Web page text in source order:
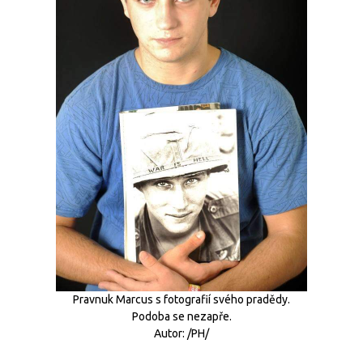
Pravnuk Marcus s fotografií svého pradědy.
Podoba se nezapře.
Autor: /PH/